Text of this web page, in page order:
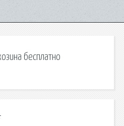
бесплатно